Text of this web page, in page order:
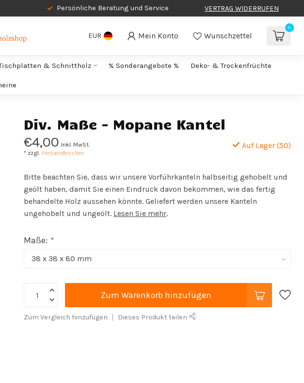
Persönliche Beratung und Service VERTRAG WIDERRUFEN
EUR Mein Konto Wunschzettel
0
& Schnittholz % Sonderangebote % Deko- & Trockenfrüchte
Div. Maße - Mopane Kantel
€4,00 Inkl. MwSt.
* zzgl.Versandkosten
Auf Lager (50)
Bitte beachten Sie, dass wir unsere Vorführkanteln halbseitig gehobelt und
geölt haben, damit Sie einen Eindruck davon bekommen, wie das fertig
behandelte Holz aussehen könnte. Geliefert werden unsere Kanteln
ungehobelt und ungeölt. Lesen Sie mehr.
Maße: *
Zum Warenkorb hinzufügen
Zum Vergleich hinzufügen Dieses Produkt teilen